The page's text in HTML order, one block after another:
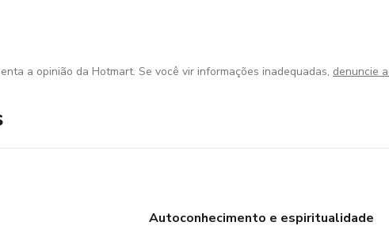
a opinião da Hotmart. Se você vir informações inadequadas, denuncie
Autoconhecimento e espiritualidade